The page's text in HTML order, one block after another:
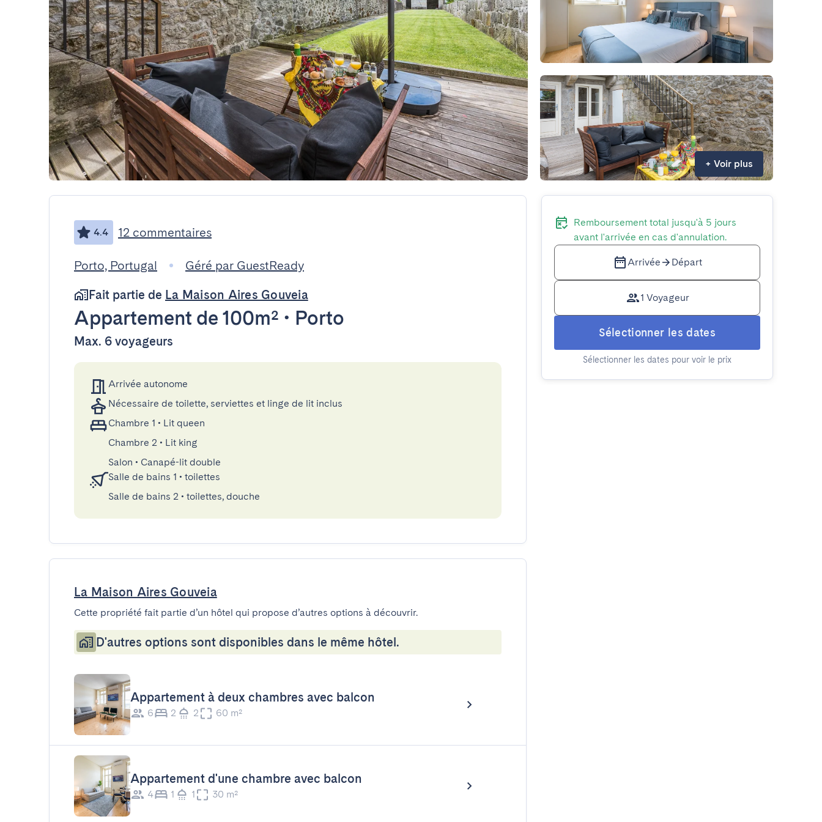
+ Voir plus
4.4 12 commentaires
Porto, Portugal
Géré par GuestReady
Fait partie de La Maison Aires Gouveia
Appartement de 100m² • Porto
Max. 6 voyageurs
Arrivée autonome
Nécessaire de toilette, serviettes et linge de lit inclus
Chambre 1 • Lit queen
Chambre 2 • Lit king
Salon • Canapé-lit double
Salle de bains 1 • toilettes
Salle de bains 2 • toilettes, douche
La Maison Aires Gouveia
Cette propriété fait partie d’un hôtel qui propose d’autres options à découvrir.
D'autres options sont disponibles dans le même hôtel.
Appartement à deux chambres avec balcon
6 2 2 60 m²
Appartement d'une chambre avec balcon
4 1 1 30 m²
Remboursement total jusqu'à 5 jours
avant l'arrivée en cas d'annulation.
Arrivée Départ
1 Voyageur
Sélectionner les dates
Sélectionner les dates pour voir le prix